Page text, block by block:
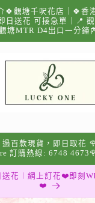
🍀觀塘千呎花店｜🍀香
日送花 可接急單｜📍
塘MTR D4出口一分鐘
過百款現貨，即日取花
訂購熱線: 6748
花︱網上訂花❤️即刻
❤️